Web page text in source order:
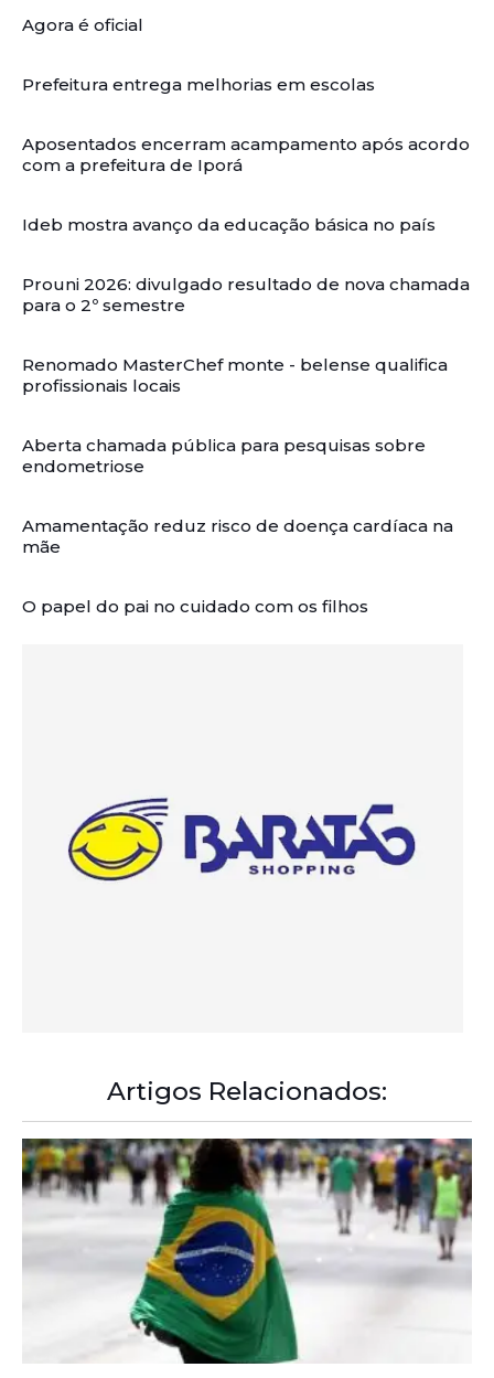
Agora é oficial
Prefeitura entrega melhorias em escolas
Aposentados encerram acampamento após acordo
com a prefeitura de Iporá
Ideb mostra avanço da educação básica no país
Prouni 2026: divulgado resultado de nova chamada
para o 2º semestre
Renomado MasterChef monte - belense qualifica
profissionais locais
Aberta chamada pública para pesquisas sobre
endometriose
Amamentação reduz risco de doença cardíaca na
mãe
O papel do pai no cuidado com os filhos
Artigos Relacionados: